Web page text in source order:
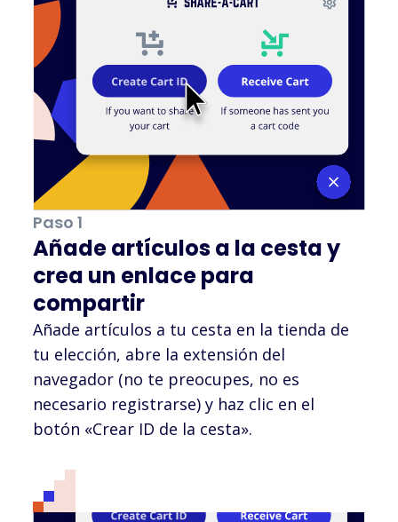
Paso 1
Añade artículos a la cesta y
crea un enlace para
compartir
Añade artículos a tu cesta en la tienda de
tu elección, abre la extensión del
navegador (no te preocupes, no es
necesario registrarse) y haz clic en el
botón «Crear ID de la cesta».